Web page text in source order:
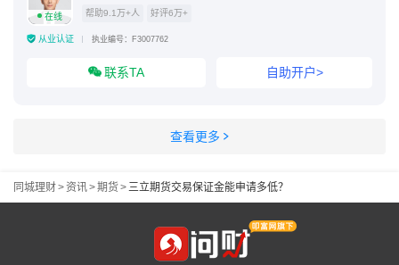
在线 帮助9.1万+人 好评6万+
从业认证 执业编号：F3007762
联系TA 自助开户>
查看更多
同城理财>资讯>期货>三立期货交易保证金能申请多低？